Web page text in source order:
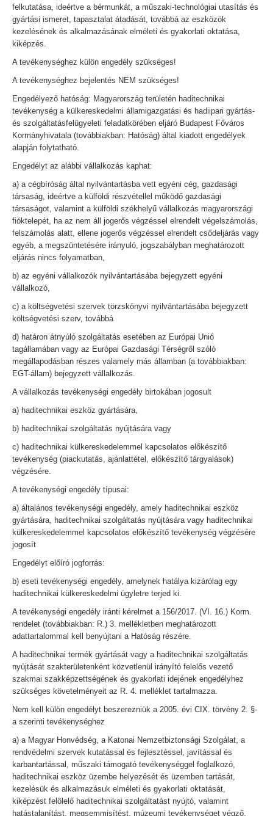
felkutatása, ideértve a bérmunkát, a műszaki-technológiai utasítás és
gyártási ismeret, tapasztalat átadását, továbbá az eszközök
kezelésének és alkalmazásának elméleti és gyakorlati oktatása,
kiképzés.
A tevékenységhez külön engedély szükséges!
A tevékenységhez bejelentés NEM szükséges!
Engedélyező hatóság: Magyarország területén haditechnikai
tevékenység a külkereskedelmi államigazgatási és hadiipari gyártás-
és szolgáltatásfelügyeleti feladatkörében eljáró Budapest Főváros
Kormányhivatala (továbbiakban: Hatóság) által kiadott engedélyek
alapján folytatható.
Engedélyt az alábbi vállalkozás kaphat:
a) a cégbíróság által nyilvántartásba vett egyéni cég, gazdasági
társaság, ideértve a külföldi részvétellel működő gazdasági
társaságot, valamint a külföldi székhelyű vállalkozás magyarországi
fióktelepét, ha az nem áll jogerős végzéssel elrendelt végelszámolás,
felszámolás alatt, ellene jogerős végzéssel elrendelt csődeljárás vagy
egyéb, a megszüntetésére irányuló, jogszabályban meghatározott
eljárás nincs folyamatban,
b) az egyéni vállalkozók nyilvántartásába bejegyzett egyéni
vállalkozó,
c) a költségvetési szervek törzskönyvi nyilvántartásába bejegyzett
költségvetési szerv, továbbá
d) határon átnyúló szolgáltatás esetében az Európai Unió
tagállamában vagy az Európai Gazdasági Térségről szóló
megállapodásban részes valamely más államban (a továbbiakban:
EGT-állam) bejegyzett vállalkozás.
A vállalkozás tevékenységi engedély birtokában jogosult
a) haditechnikai eszköz gyártására,
b) haditechnikai szolgáltatás nyújtására vagy
c) haditechnikai külkereskedelemmel kapcsolatos előkészítő
tevékenység (piackutatás, ajánlattétel, előkészítő tárgyalások)
végzésére.
A tevékenységi engedély típusai:
a) általános tevékenységi engedély, amely haditechnikai eszköz
gyártására, haditechnikai szolgáltatás nyújtására vagy haditechnikai
külkereskedelemmel kapcsolatos előkészítő tevékenység végzésére
jogosít
Engedélyt előíró jogforrás:
b) eseti tevékenységi engedély, amelynek hatálya kizárólag egy
haditechnikai külkereskedelmi ügyletre terjed ki.
A tevékenységi engedély iránti kérelmet a 156/2017. (VI. 16.) Korm.
rendelet (továbbiakban: R.) 3. mellékletben meghatározott
adattartalommal kell benyújtani a Hatóság részére.
A haditechnikai termék gyártását vagy a haditechnikai szolgáltatás
nyújtását szakterületenként közvetlenül irányító felelős vezető
szakmai szakképzettségének és gyakorlati idejének engedélyhez
szükséges követelményeit az R. 4. melléklet tartalmazza.
Nem kell külön engedélyt beszerezniük a 2005. évi CIX. törvény 2. §-
a szerinti tevékenységhez
a) a Magyar Honvédség, a Katonai Nemzetbiztonsági Szolgálat, a
rendvédelmi szervek kutatással és fejlesztéssel, javítással és
karbantartással, műszaki támogató tevékenységgel foglalkozó,
haditechnikai eszköz üzembe helyezését és üzemben tartását,
kezelésük és alkalmazásuk elméleti és gyakorlati oktatását,
kiképzést felölelő haditechnikai szolgáltatást nyújtó, valamint
hatástalanítást, megsemmisítést, múzeumi tevékenységet végző,